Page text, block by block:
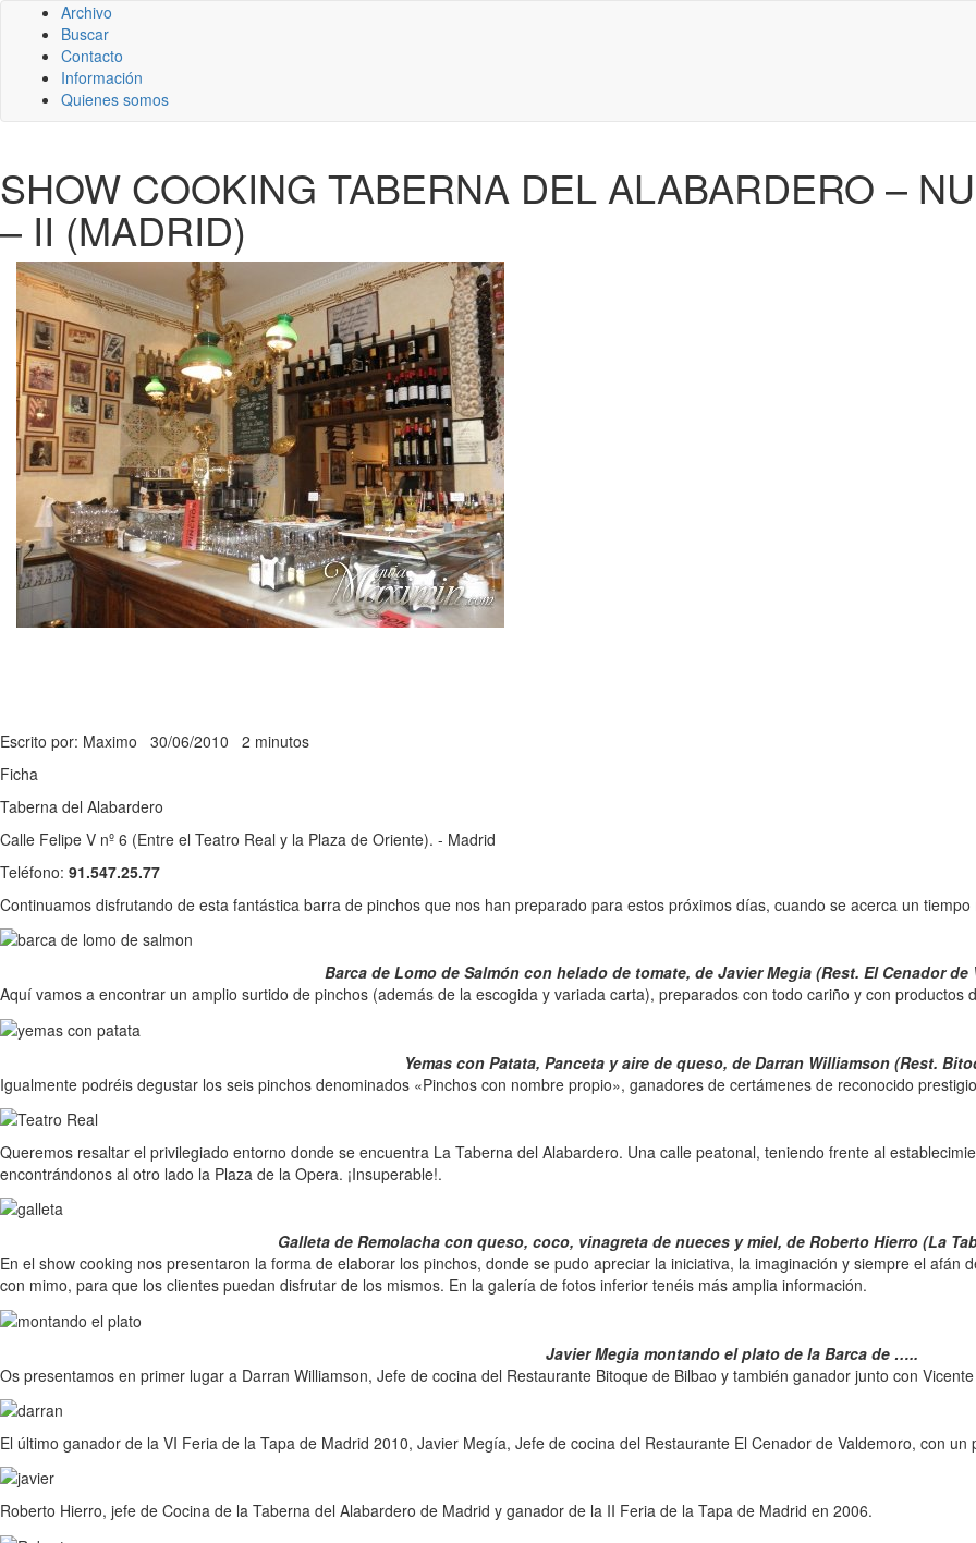
Archivo
Buscar
Contacto
Información
Quienes somos
SHOW COOKING TABERNA DEL ALABARDERO –
– II (MADRID)
Escrito por: Maximo 30/06/2010 2 minutos
Ficha
Taberna del Alabardero
Calle Felipe V nº 6 (Entre el Teatro Real y la Plaza de Oriente). - Madrid
Teléfono: 91.547.25.77
Continuamos disfrutando de esta fantástica barra de pinchos que nos han preparado para estos próximos días, cuando se acerca un
Barca de Lomo de Salmón con helado de tomate, de Javier Megia (Rest. El Cenador de
Aquí vamos a encontrar un amplio surtido de pinchos (además de la escogida y variada carta), preparados con todo cariño y con
Yemas con Patata, Panceta y aire de queso, de Darran Williamson (Rest.
Igualmente podréis degustar los seis pinchos denominados «Pinchos con nombre propio», ganadores de certámenes de reconocido
Queremos resaltar el privilegiado entorno donde se encuentra La Taberna del Alabardero. Una calle peatonal, teniendo frente al
encontrándonos al otro lado la Plaza de la Opera. ¡Insuperable!.
Galleta de Remolacha con queso, coco, vinagreta de nueces y miel, de Roberto Hierro (La
En el show cooking nos presentaron la forma de elaborar los pinchos, donde se pudo apreciar la iniciativa, la imaginación y siempre el
con mimo, para que los clientes puedan disfrutar de los mismos. En la galería de fotos inferior tenéis más amplia información.
Javier Megia montando el plato de la Barca de …..
Os presentamos en primer lugar a Darran Williamson, Jefe de cocina del Restaurante Bitoque de Bilbao y también ganador junto con
El último ganador de la VI Feria de la Tapa de Madrid 2010, Javier Megía, Jefe de cocina del Restaurante El Cenador de Valdemoro, con
Roberto Hierro, jefe de Cocina de la Taberna del Alabardero de Madrid y ganador de la II Feria de la Tapa de Madrid en 2006.